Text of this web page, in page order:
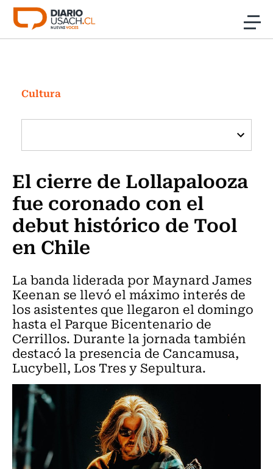
Click acá para ir directamente al contenido
Investigación
Cultura
Programas Radio y TV Usach
Cultura
El cierre de Lollapalooza
fue coronado con el
debut histórico de Tool
en Chile
La banda liderada por Maynard James
Keenan se llevó el máximo interés de
los asistentes que llegaron el domingo
hasta el Parque Bicentenario de
Cerrillos. Durante la jornada también
destacó la presencia de Cancamusa,
Lucybell, Los Tres y Sepultura.